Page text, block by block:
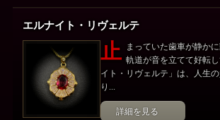
エルナイト・リヴェルテ
止 まっていた歯車が静か
軌道が音を立てて好転
イト・リヴェルテ」は、人生
り...
詳細を見る